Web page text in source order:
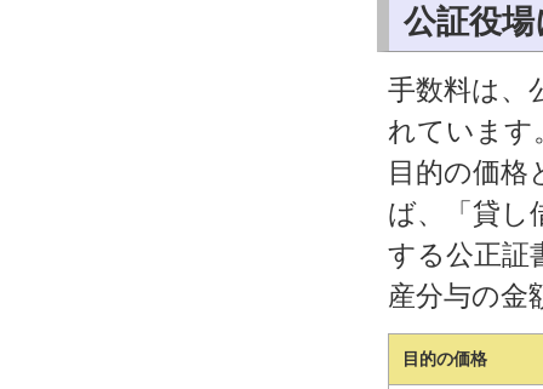
公証役
手数料は、
れています
目的の価格
ば、「貸し
する公正証
産分与の金
目的の価格